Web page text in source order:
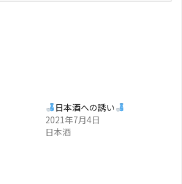
日本酒への誘い
2021年7月4日
日本酒